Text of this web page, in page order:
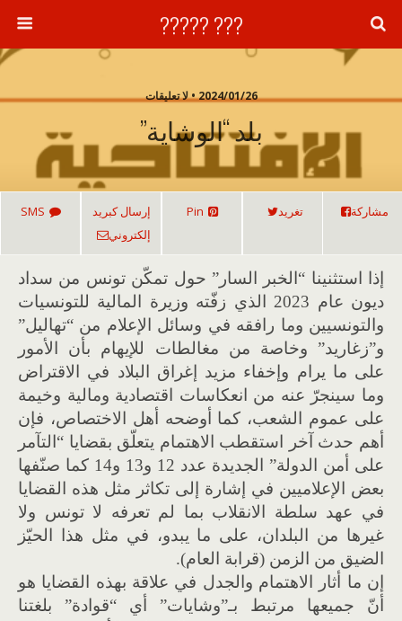
??? ?????
2024/01/26 • لا تعليقات
بلد “الوشاية”
مشاركة تغريد Pin
إرسال كبريد
إلكتروني
SMS
إذا استثنينا “الخبر السار” حول تمكّن تونس من سداد
ديون عام 2023 الذي زفّته وزيرة المالية للتونسيات
والتونسيين وما رافقه في وسائل الإعلام من “تهاليل”
و”زغاريد” وخاصة من مغالطات للإيهام بأن الأمور
على ما يرام وإخفاء مزيد إغراق البلاد في الاقتراض
وما سينجرّ عنه من انعكاسات اقتصادية ومالية وخيمة
على عموم الشعب، كما أوضحه أهل الاختصاص، فإن
أهم حدث آخر استقطب الاهتمام يتعلّق بقضايا “التآمر
على أمن الدولة” الجديدة عدد 12 و13 و14 كما صنّفها
بعض الإعلاميين في إشارة إلى تكاثر مثل هذه القضايا
في عهد سلطة الانقلاب بما لم تعرفه لا تونس ولا
غيرها من البلدان، على ما يبدو، في مثل هذا الحيّز
الضيق من الزمن (قرابة العام).
إن ما أثار الاهتمام والجدل في علاقة بهذه القضايا هو
أنّ جميعها مرتبط بـ”وشايات” أي “قوادة” بلغتنا